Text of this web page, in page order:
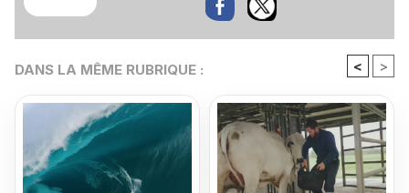
DANS LA MÊME RUBRIQUE : < >